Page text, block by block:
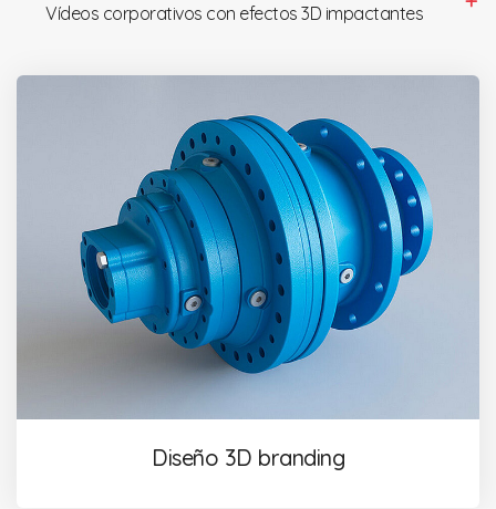
Vídeos corporativos con efectos 3D impactantes
Diseño 3D branding